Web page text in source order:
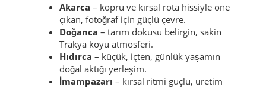
Akarca – köprü ve kırsal rota hissiyle öne
çıkan, fotoğraf için güçlü çevre.
Doğanca – tarım dokusu belirgin, sakin
Trakya köyü atmosferi.
Hıdırca – küçük, içten, günlük yaşamın
doğal aktığı yerleşim.
İmampazarı – kırsal ritmi güçlü, üretim